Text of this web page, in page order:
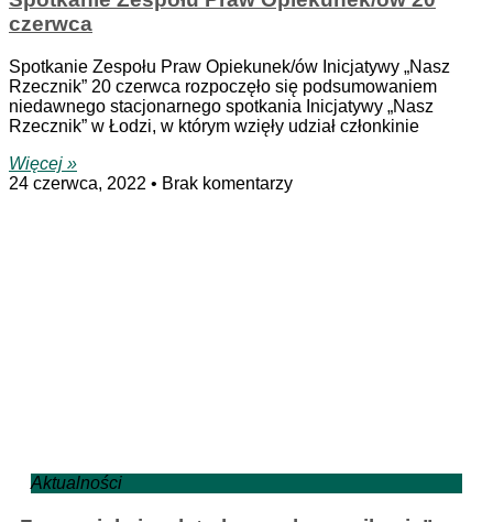
czerwca
Spotkanie Zespołu Praw Opiekunek/ów Inicjatywy „Nasz
Rzecznik” 20 czerwca rozpoczęło się podsumowaniem
niedawnego stacjonarnego spotkania Inicjatywy „Nasz
Rzecznik” w Łodzi, w którym wzięły udział członkinie
Więcej »
24 czerwca, 2022
Brak komentarzy
Aktualności